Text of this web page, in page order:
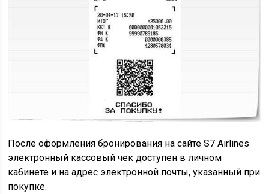
После оформления бронирования на сайте S7 Airlines
электронный кассовый чек доступен в личном
кабинете и на адрес электронной почты, указанный при
покупке.